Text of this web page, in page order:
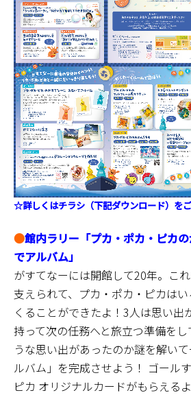
☆詳しくはチラシ（下記ダウンロード）を
●館内ラリー「プカ・ポカ・ピカ
でアルバム」
がすてなーには開館して20年。こ
支えられて、プカ・ポカ・ピカは
くることができたよ！3人は思い出
持って次の任務へと旅立つ準備を
うな思い出があったのか謎を解い
ルバム」を完成させよう！ ゴール
ピカ オリジナルカードがもらえるよ